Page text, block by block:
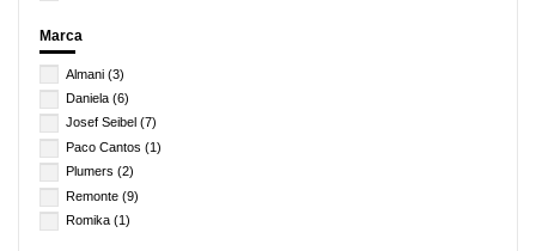
Marca
Almani(3)
Daniela(6)
Josef Seibel(7)
Paco Cantos(1)
Plumers(2)
Remonte(9)
Romika(1)